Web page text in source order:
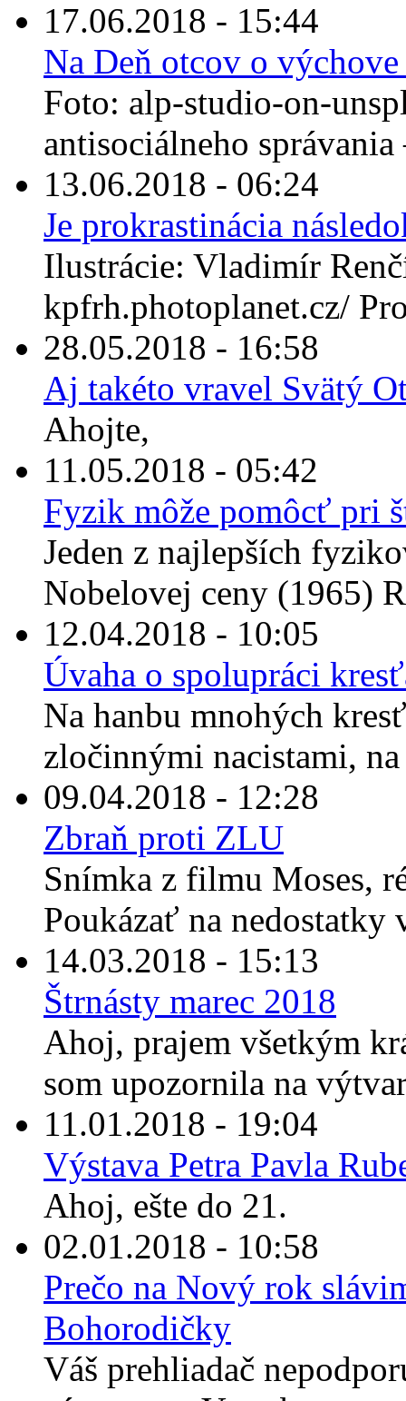
17.06.2018 - 15:44
Na Deň otcov o
Foto: alp-studio-on-
antisociálneho
13.06.2018 - 06:24
Je prokrastinácia
Ilustrácie: Vladimír
kpfrh.photoplanet.cz/
28.05.2018 - 16:58
Aj takéto vravel Svätý
Ahojte,
11.05.2018 - 05:42
Fyzik môže pomôcť pri
Jeden z najlepších
Nobelovej ceny (1965)
12.04.2018 - 10:05
Úvaha o spolupráci
Na hanbu mnohých
zločinnými nacistami,
09.04.2018 - 12:28
Zbraň proti ZLU
Snímka z filmu Moses,
Poukázať na
14.03.2018 - 15:13
Štrnásty marec 2018
Ahoj, prajem všetkým
som upozornila na
11.01.2018 - 19:04
Výstava Petra Pavla
Ahoj, ešte do 21.
02.01.2018 - 10:58
Prečo na Nový rok
Bohorodičky
Váš prehliadač